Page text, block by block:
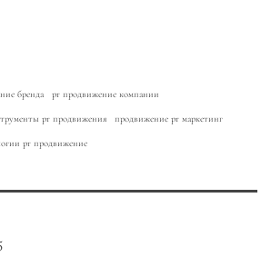
бренда pr продвижение компании
pr продвижения продвижение pr маркетинг
pr продвижение